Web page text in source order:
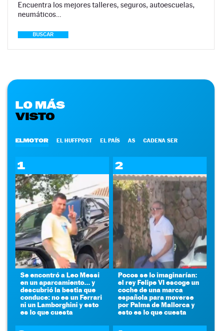
Encuentra los mejores talleres, seguros, autoescuelas,
neumáticos…
BUSCAR
LO MÁS
VISTO
ELMOTOR EL HUFFPOST EL PAÍS AS CADENA SER
1
Se encontró a Leo Messi
en un aparcamiento... y
descubrió la bestia que
conduce: no es un Ferrari
ni un Lamborghini y esto
es lo que cuesta
2
Pocos se lo imaginarían:
el rey Felipe VI escoge un
coche de una marca
española para moverse
por Palma de Mallorca y
esto es lo que cuesta